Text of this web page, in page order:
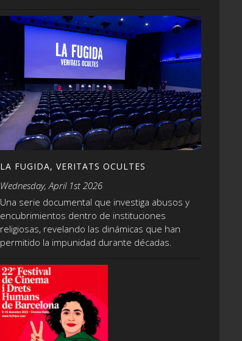
LA FUGIDA, VERITATS OCULTES
Wednesday, April 1st 2026
Una serie documental que investiga abusos y
encubrimientos dentro de instituciones
religiosas, revelando las dinámicas que han
permitido la impunidad durante décadas.